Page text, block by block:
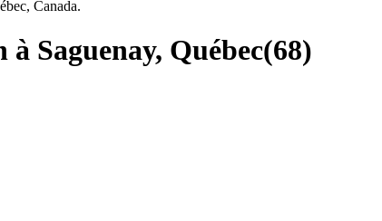
Canada.
Saguenay, Québec(68)